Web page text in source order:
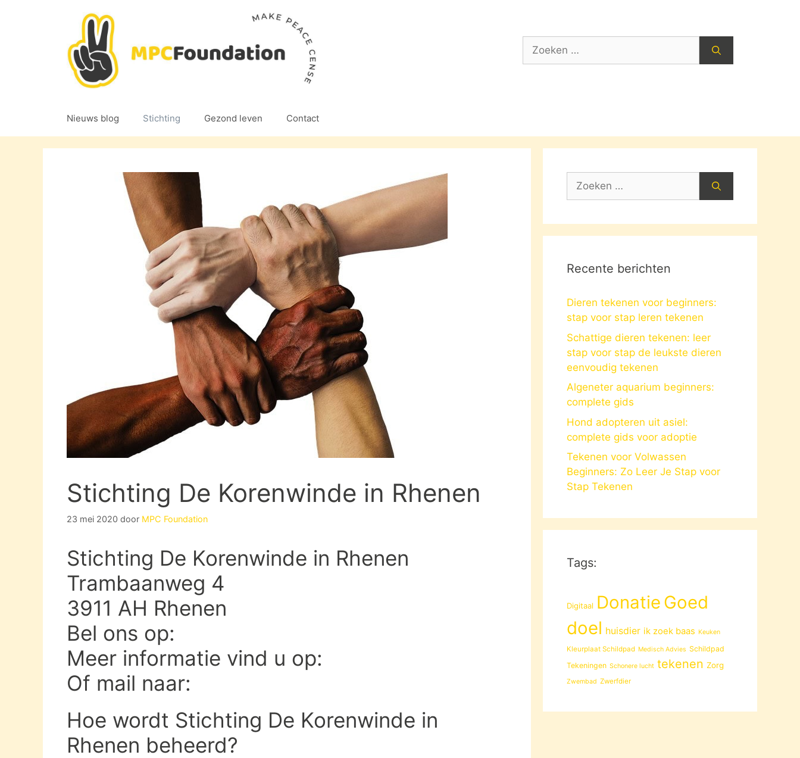
Zoek
Nieuws blog Stichting Gezond leven Contact
Stichting De Korenwinde in Rhenen
23 mei 2020 door MPC Foundation
Stichting De Korenwinde in Rhenen
Trambaanweg 4
3911 AH Rhenen
Bel ons op:
Meer informatie vind u op:
Of mail naar:
Hoe wordt Stichting De Korenwinde in
Rhenen beheerd?
Zoek
Recente berichten
Dieren tekenen voor beginners:
stap voor stap leren tekenen
Schattige dieren tekenen: leer
stap voor stap de leukste dieren
eenvoudig tekenen
Algeneter aquarium beginners:
complete gids
Hond adopteren uit asiel:
complete gids voor adoptie
Tekenen voor Volwassen
Beginners: Zo Leer Je Stap voor
Stap Tekenen
Tags:
Digitaal Donatie Goed
doel huisdier ik zoek baas Keuken
Kleurplaat Schildpad Medisch Advies Schildpad
Tekeningen Schonere lucht tekenen Zorg
Zwembad Zwerfdier